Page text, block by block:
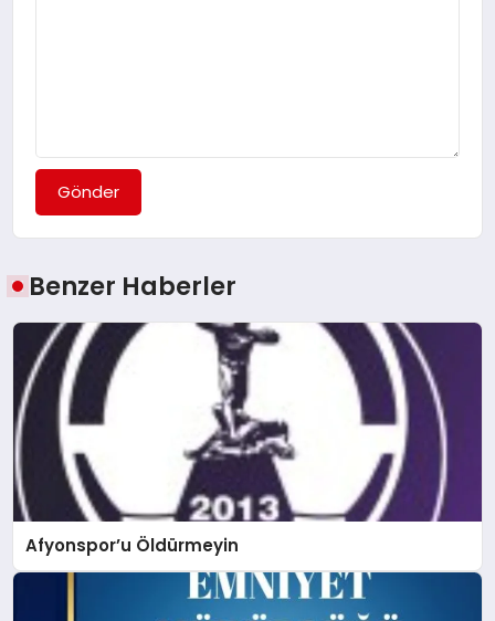
Gönder
Benzer Haberler
Afyonspor’u Öldürmeyin